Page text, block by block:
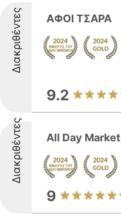
Διακριθέντες ΑΦΟΙ ΤΣΑΡΑ
9.2
Διακριθέντες All Day Market
9